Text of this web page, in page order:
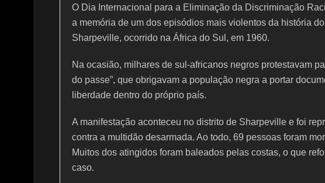
c
e
o
o
itt
er
ai
l
at
s
p
p
e
gr
m
O Dia Internacional para a Eliminação da Discriminação
a memória de um dos episódios mais violentos da história
Sharpeville, ocorrido na África do Sul, em 1960.
Na ocasião, milhares de sul-africanos negros protestavam
do passe”, que obrigavam a população negra a portar
liberdade dentro do próprio país.
A manifestação aconteceu no distrito de Sharpeville e foi
contra a multidão desarmada. Ao todo, 69 pessoas foram
Muitos dos atingidos foram baleados pelas costas, o que
caso.